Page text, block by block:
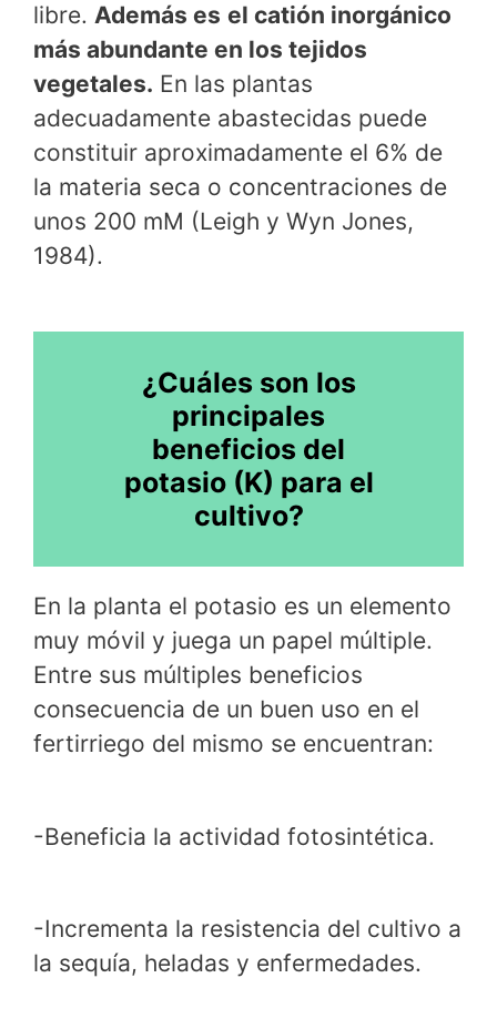
libre. Además es el catión inorgánico
más abundante en los tejidos
vegetales. En las plantas
adecuadamente abastecidas puede
constituir aproximadamente el 6% de
la materia seca o concentraciones de
unos 200 mM (Leigh y Wyn Jones,
1984).
¿Cuáles son los
principales
beneficios del
potasio (K) para el
cultivo?
En la planta el potasio es un elemento
muy móvil y juega un papel múltiple.
Entre sus múltiples beneficios
consecuencia de un buen uso en el
fertirriego del mismo se encuentran:
-Beneficia la actividad fotosintética.
-Incrementa la resistencia del cultivo a
la sequía, heladas y enfermedades.